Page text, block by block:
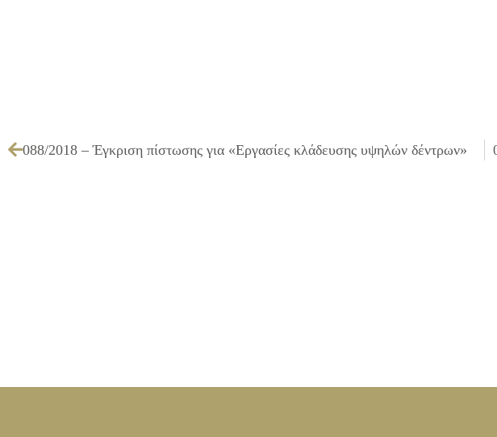
088/2018 – Έγκριση πίστωσης για «Εργασίες κλάδευσης υψηλών δέντρων»